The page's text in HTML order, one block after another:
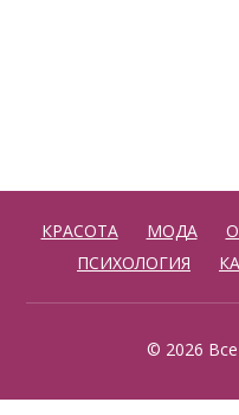
КРАСОТА МОДА
ПСИХОЛОГИЯ
© 2026